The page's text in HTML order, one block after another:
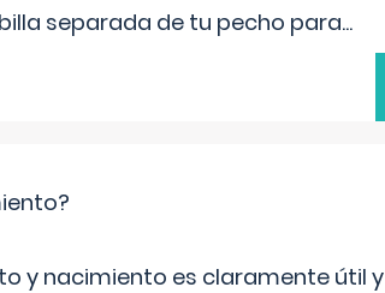
separada de tu pecho para...
y nacimiento es claramente útil y